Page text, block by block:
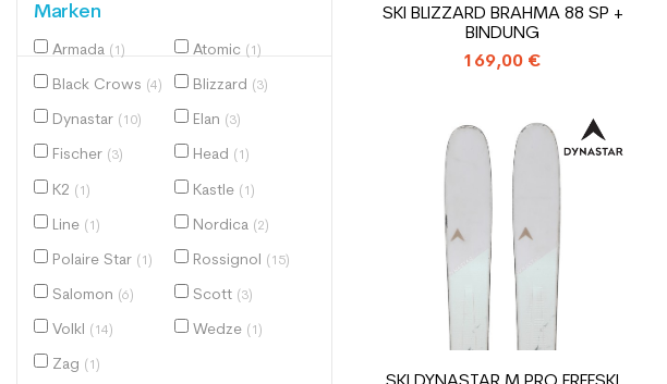
Marken
Armada (1) Atomic (1)
Black Crows (4) Blizzard (3)
Dynastar (10) Elan (3)
Fischer (3) Head (1)
K2 (1) Kastle (1)
Line (1) Nordica (2)
Polaire Star (1) Rossignol (15)
Salomon (6) Scott (3)
Volkl (14) Wedze (1)
Zag (1)
SKI BLIZZARD BRAHMA 88 SP +
BINDUNG
169,00 €